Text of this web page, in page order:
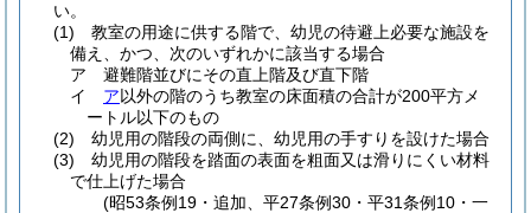
い。
(1)
教室の用途に供する階で、幼児の待避上必要な施設を
備え、かつ、次のいずれかに該当する場合
ア
避難階並びにその直上階及び直下階
イ
ア以外の階のうち教室の床面積の合計が200平方メ
ートル以下のもの
(2)
幼児用の階段の両側に、幼児用の手すりを設けた場合
(3)
幼児用の階段を踏面の表面を粗面又は滑りにくい材料
で仕上げた場合
(昭53条例19・追加、平27条例30・平31条例10・一